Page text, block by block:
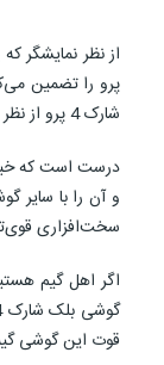
شارک 4 پرو از نظر نوع پردازنده‌ای که مورد استفاده قرار داده نیز بسیار عالیست و حتی می‌توان گفت که نسبت به پرچمداران غیر گیمینگ هم از این نظر، قیمت معقول‌تری دارد.
سخت‌افزاری قوی‌تری که
قوت این گوشی گیمینگ شیائومی اشاره خواهیم کرد.